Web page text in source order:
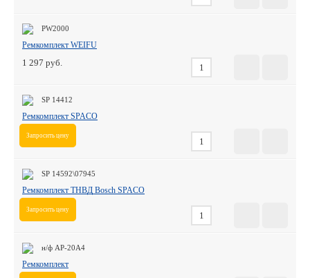
PW2000
Ремкомплект WEIFU
1 297
SP 14412
Ремкомплект SPACO
Запросить цену
SP 14592\07945
Ремкомплект ТНВД Bosch SPACO
Запросить цену
н/ф АР-20А4
Ремкомплект